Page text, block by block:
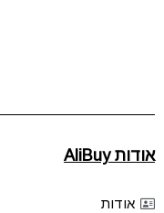
אודות AliBuy
אודות